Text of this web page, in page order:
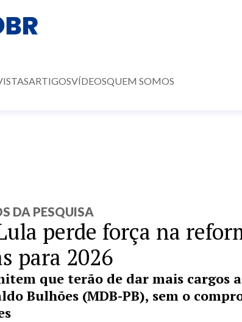
ARTIGOSVÍDEOSQUEM SOMOS
DA PESQUISA
perde força na
para 2026
que terão de dar mais cargos
Bulhões (MDB-PB), sem o